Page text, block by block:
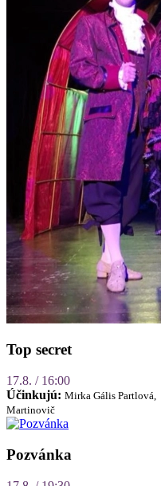
Top secret
17.8. / 16:00
Účinkujú: Mirka Gális Partlová,
Martinovič
Pozvánka